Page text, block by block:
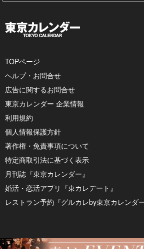
TOPページ
ヘルプ・お問合せ
広告に関するお問合せ
東京カレンダー 企業情報
利用規約
個人情報保護方針
著作権・免責事項について
特定商取引法に基づく表示
月刊誌『東京カレンダー』
婚活・恋活アプリ『東カレデート』
レストラン予約『グルカレby東京カレンダー